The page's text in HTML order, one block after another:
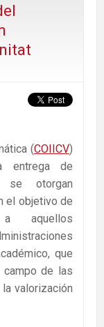
(COIICV)
entrega de
otorgan
el objetivo de
aquellos
que
campo de las
valorización